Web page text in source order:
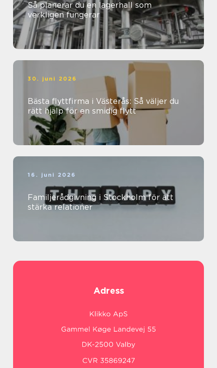
Så planerar du en lagerhall som
verkligen fungerar
30. juni 2026
Bästa flyttfirma i Västerås: Så väljer du
rätt hjälp för en smidig flytt
16. juni 2026
Familjerådgivning i Stockholm för att
stärka relationer
Adress